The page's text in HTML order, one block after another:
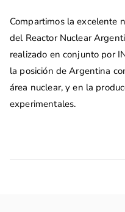
Compartimos la excelente
del Reactor Nuclear
realizado en conjunto por
la posición de Argentina
área nuclear, y en la
experimentales.